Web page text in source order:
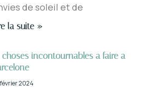
de soleil et de
la suite »
choses incontournables a faire a
2024